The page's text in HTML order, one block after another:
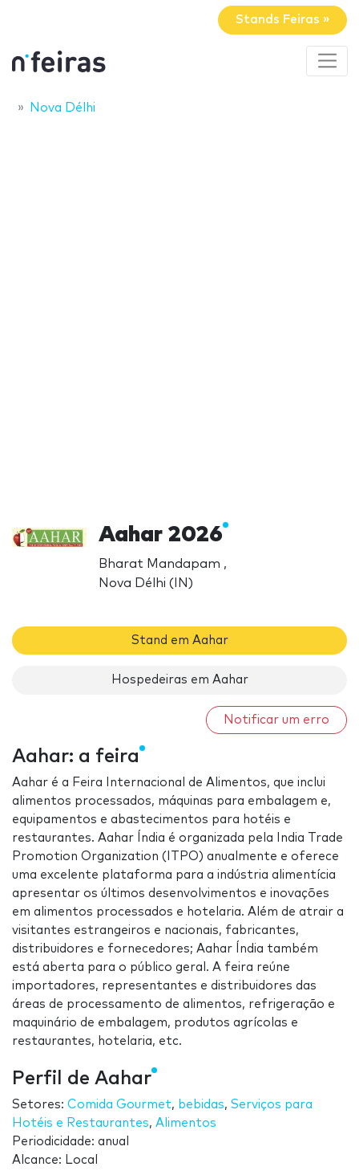
Stands Feiras »
Nova Délhi
Aahar 2026
Bharat Mandapam ,
Nova Délhi (IN)
Stand em Aahar
Hospedeiras em Aahar
Notificar um erro
Aahar: a feira
Aahar é a Feira Internacional de Alimentos, que inclui
alimentos processados, máquinas para embalagem e,
equipamentos e abastecimentos para hotéis e
restaurantes. Aahar Índia é organizada pela India Trade
Promotion Organization (ITPO) anualmente e oferece
uma excelente plataforma para a indústria alimentícia
apresentar os últimos desenvolvimentos e inovações
em alimentos processados e hotelaria. Além de atrair a
visitantes estrangeiros e nacionais, fabricantes,
distribuidores e fornecedores; Aahar Índia também
está aberta para o público geral. A feira reúne
importadores, representantes e distribuidores das
áreas de processamento de alimentos, refrigeração e
maquinário de embalagem, produtos agrícolas e
restaurantes, hotelaria, etc.
Perfil de Aahar
Setores: Comida Gourmet, bebidas, Serviços para
Hotéis e Restaurantes, Alimentos
Periodicidade: anual
Alcance: Local